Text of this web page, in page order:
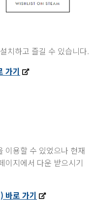
치하고 즐길 수 있습니다.
가기
이용할 수 있었으나 현재
이지에서 다운 받으시기
바로 가기